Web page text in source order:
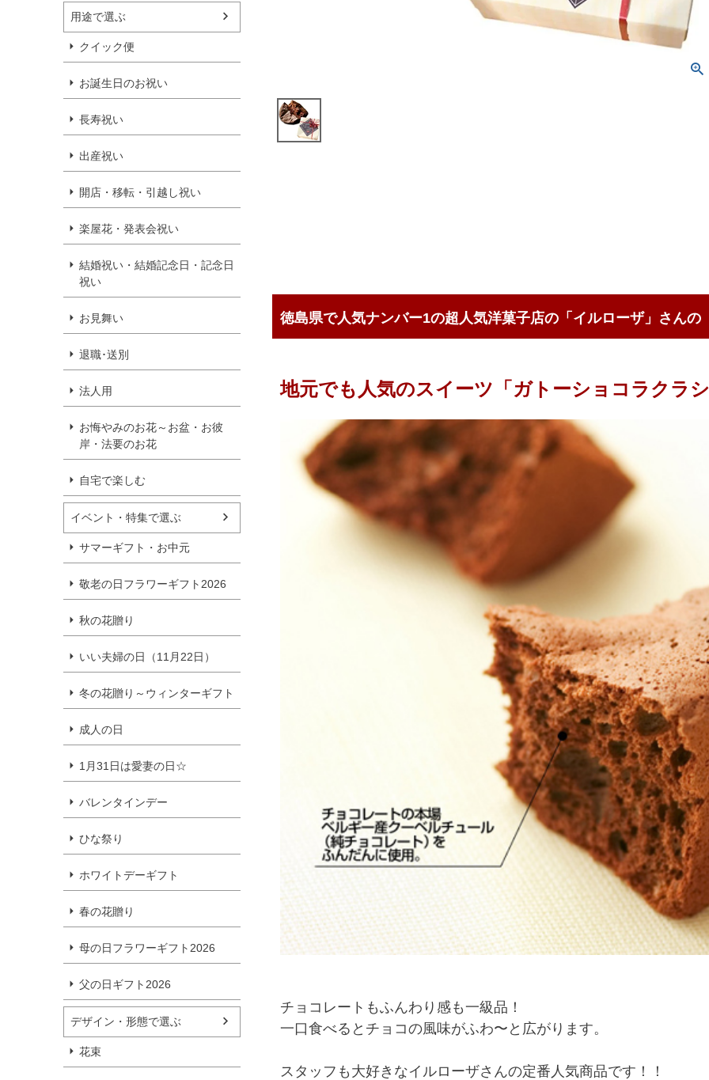
用途で選ぶ
クイック便
お誕生日のお祝い
長寿祝い
出産祝い
開店・移転・引越し祝い
楽屋花・発表会祝い
結婚祝い・結婚記念日・記念日
祝い
お見舞い
退職･送別
法人用
お悔やみのお花～お盆・お彼
岸・法要のお花
自宅で楽しむ
イベント・特集で選ぶ
サマーギフト・お中元
敬老の日フラワーギフト2026
秋の花贈り
いい夫婦の日（11月22日）
冬の花贈り～ウィンターギフト
成人の日
1月31日は愛妻の日☆
バレンタインデー
ひな祭り
ホワイトデーギフト
春の花贈り
母の日フラワーギフト2026
父の日ギフト2026
デザイン・形態で選ぶ
花束
徳島県で人気ナンバー1の超人気洋菓子店の「イルローザ」さんの
地元でも人気のスイーツ「ガトーショコラクラ
チョコレートもふんわり感も一級品！
一口食べるとチョコの風味がふわ〜と広がります。
スタッフも大好きなイルローザさんの定番人気商品です！！